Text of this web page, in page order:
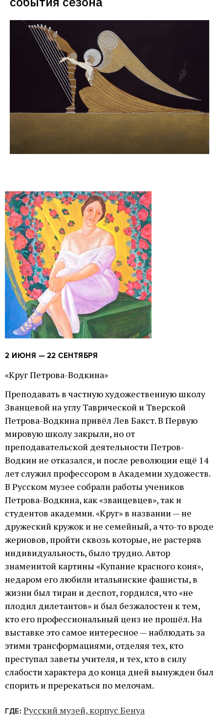
2 ИЮНЯ — 22 СЕНТЯБРЯ
«Круг Петрова-Водкина»
Преподавать в частную художественную школу
Званцевой на углу Таврической и Тверской
Петрова-Водкина привёл Лев Бакст. В Первую
мировую школу закрыли, но от
преподавательской деятельности Петров-
Водкин не отказался, и после революции ещё 14
лет служил профессором в Академии художеств.
В Русском музее собрали работы учеников
Петрова-Водкина, как «званцевцев», так и
студентов академии. «Круг» в названии — не
дружеский кружок и не семейный, а что-то вроде
жерновов, пройти сквозь которые, не растеряв
индивидуальность, было трудно. Автор
знаменитой картины «Купание красного коня»,
недаром его любили итальянские фашисты, в
жизни был тиран и деспот, гордился, что «не
плодил дилетантов» и был безжалостен к тем,
кто его профессиональный ценз не прошёл. На
выставке это самое интересное — наблюдать за
этими трансформациями, отделяя тех, кто
преступал заветы учителя, и тех, кто в силу
слабости характера до конца дней вынужден был
спорить и пререкаться по мелочам.
ГДЕ: Русский музей, корпус Бенуа